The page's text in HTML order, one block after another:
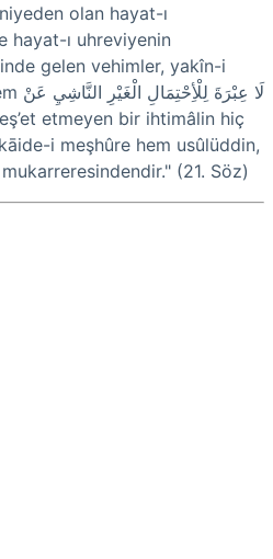
olan hayat-ı
hayat-ı uhreviyenin
gelen vehimler, yakîn-i
لَا عِبْرَةَ لِلْأِحْتِمَالِ الْغَيْرِ النَّاشِيِ عَنْ
etmeyen bir ihtimâlin hiç
i meşhûre hem usûlüddin,
(21. Söz)